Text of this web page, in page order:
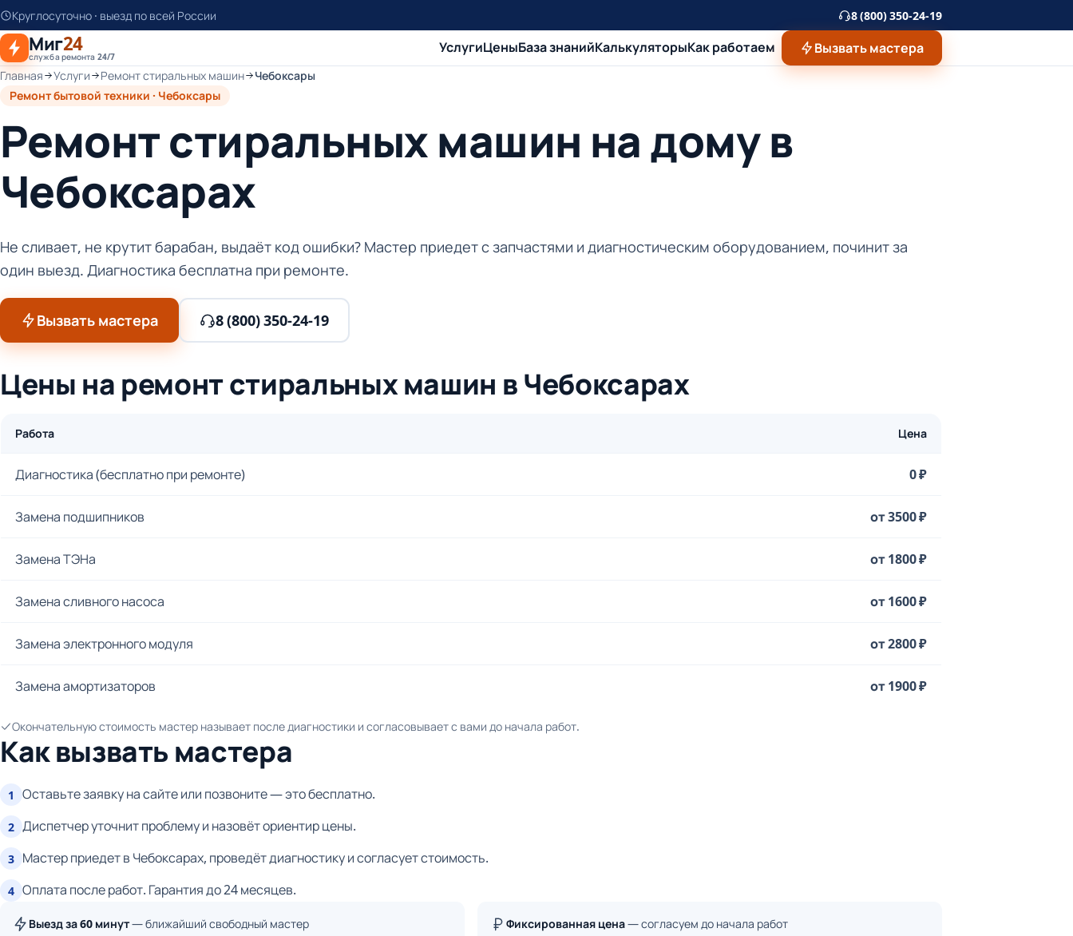
К
основному
контенту
Круглосуточно · выезд по всей России 8 (800) 350-24-19
Миг24
служба ремонта 24/7
УслугиЦеныБаза знанийКалькуляторыКак работаем Вызвать мастера
Главная Услуги Ремонт стиральных машин
Чебоксары
Ремонт бытовой техники · Чебоксары
Ремонт стиральных машин на дому в
Чебоксарах
Не сливает, не крутит барабан, выдаёт код ошибки? Мастер приедет с запчастями и диагностическим оборудованием, починит за
один выезд. Диагностика бесплатна при ремонте.
Вызвать мастера 8 (800) 350-24-19
Цены на ремонт стиральных машин в Чебоксарах
Работа Цена
Диагностика (бесплатно при ремонте) 0 ₽
Замена подшипников от 3500 ₽
Замена ТЭНа от 1800 ₽
Замена сливного насоса от 1600 ₽
Замена электронного модуля от 2800 ₽
Замена амортизаторов от 1900 ₽
Окончательную стоимость мастер называет после диагностики и согласовывает с вами до начала работ.
Как вызвать мастера
1 Оставьте заявку на сайте или позвоните — это бесплатно.
2 Диспетчер уточнит проблему и назовёт ориентир цены.
3 Мастер приедет в Чебоксарах, проведёт диагностику и согласует стоимость.
4 Оплата после работ. Гарантия до 24 месяцев.
Выезд за 60 минут— ближайший свободный мастер Фиксированная цена— согласуем до начала работ